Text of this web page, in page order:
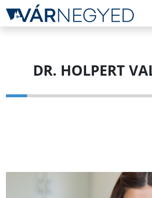
DR. HOLPERT